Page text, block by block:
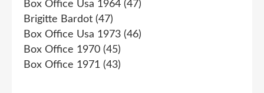
Box Office Usa 1964 (47)
Brigitte Bardot (47)
Box Office Usa 1973 (46)
Box Office 1970 (45)
Box Office 1971 (43)